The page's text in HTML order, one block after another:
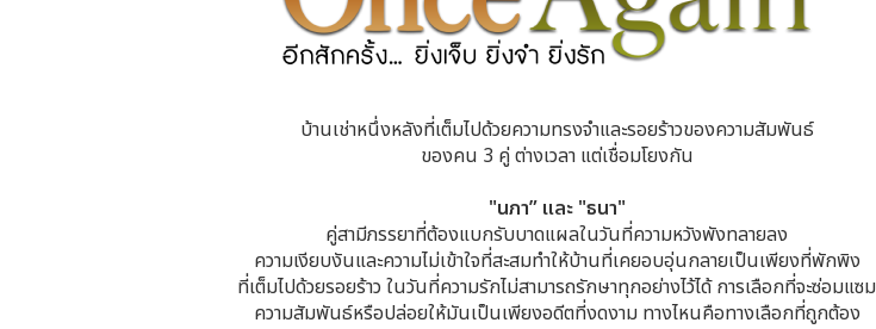
บ้านเช่าหนึ่งหลังที่เต็มไปด้วยความทรงจำและรอยร้าวของความสัมพันธ์
ของคน 3 คู่ ต่างเวลา แต่เชื่อมโยงกัน
"นภา” และ "ธนา"
คู่สามีภรรยาที่ต้องแบกรับบาดแผลในวันที่ความหวังพังทลายลง
ความเงียบงันและความไม่เข้าใจที่สะสมทำให้บ้านที่เคยอบอุ่นกลายเป็นเพียงที่พักพิง
ที่เต็มไปด้วยรอยร้าว ในวันที่ความรักไม่สามารถรักษาทุกอย่างไว้ได้ การเลือกที่จะซ่อมแซม
ความสัมพันธ์หรือปล่อยให้มันเป็นเพียงอดีตที่งดงาม ทางไหนคือทางเลือกที่ถูกต้อง